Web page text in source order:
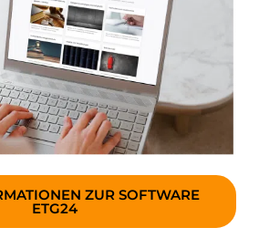
ZUR SOFTWARE
ETG24